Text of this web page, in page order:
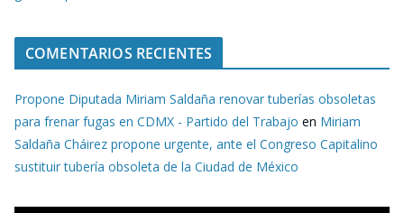
COMENTARIOS RECIENTES
Propone Diputada Miriam Saldaña renovar tuberías obsoletas
para frenar fugas en CDMX - Partido del Trabajo en Miriam
Saldaña Cháirez propone urgente, ante el Congreso Capitalino
sustituir tubería obsoleta de la Ciudad de México